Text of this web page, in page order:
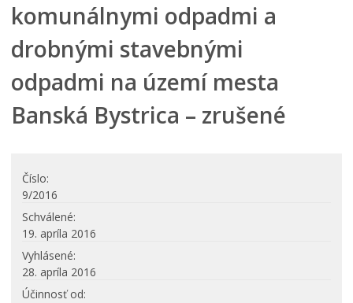
Mestská rada
Komisie, výbory a rady
Zasadnutia
Iniciatíva pre Otvorené vládnutie (OGP)
Verejné obstrávania
Dokumenty mesta
Účinné VZN
Návrhy všeobecne záväzných nariadení
Archív zrušených VZN
komunálnymi odpadmi a
drobnými stavebnými
odpadmi na území mesta
Banská Bystrica – zrušené
Číslo
9/2016
Schválené
19. apríla 2016
Vyhlásené
28. apríla 2016
Účinnosť od